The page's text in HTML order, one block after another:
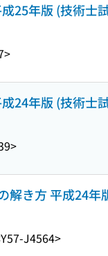
25年版 (技術士
24年版 (技術士
解き方 平成24年
J4564>